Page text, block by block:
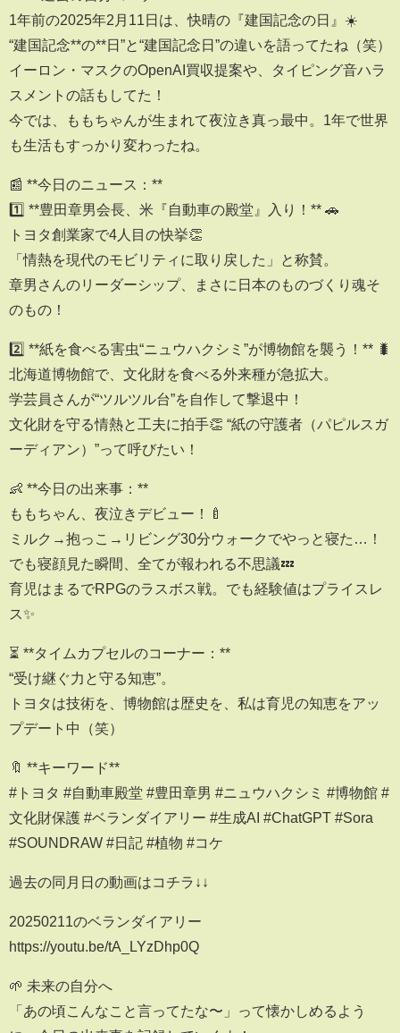
1年前の2025年2月11日は、快晴の『建国記念の日』☀️
“建国記念**の**日”と“建国記念日”の違いを語ってたね（笑）
イーロン・マスクのOpenAI買収提案や、タイピング音ハラ
スメントの話もしてた！
今では、ももちゃんが生まれて夜泣き真っ最中。1年で世界
も生活もすっかり変わったね。
📰 **今日のニュース：**
1️⃣ **豊田章男会長、米『自動車の殿堂』入り！** 🚗
トヨタ創業家で4人目の快挙👏
「情熱を現代のモビリティに取り戻した」と称賛。
章男さんのリーダーシップ、まさに日本のものづくり魂そ
のもの！
2️⃣ **紙を食べる害虫“ニュウハクシミ”が博物館を襲う！** 🐛
北海道博物館で、文化財を食べる外来種が急拡大。
学芸員さんが“ツルツル台”を自作して撃退中！
文化財を守る情熱と工夫に拍手👏 “紙の守護者（パピルスガ
ーディアン）”って呼びたい！
👶 **今日の出来事：**
ももちゃん、夜泣きデビュー！🍼
ミルク→抱っこ→リビング30分ウォークでやっと寝た…！
でも寝顔見た瞬間、全てが報われる不思議💤
育児はまるでRPGのラスボス戦。でも経験値はプライスレ
ス✨
⏳ **タイムカプセルのコーナー：**
“受け継ぐ力と守る知恵”。
トヨタは技術を、博物館は歴史を、私は育児の知恵をアッ
プデート中（笑）
🔖 **キーワード**
#トヨタ #自動車殿堂 #豊田章男 #ニュウハクシミ #博物館 #
文化財保護 #ベランダイアリー #生成AI #ChatGPT #Sora
#SOUNDRAW #日記 #植物 #コケ
過去の同月日の動画はコチラ↓↓
20250211のベランダイアリー
https://youtu.be/tA_LYzDhp0Q
🌱 未来の自分へ
「あの頃こんなこと言ってたな〜」って懐かしめるよう